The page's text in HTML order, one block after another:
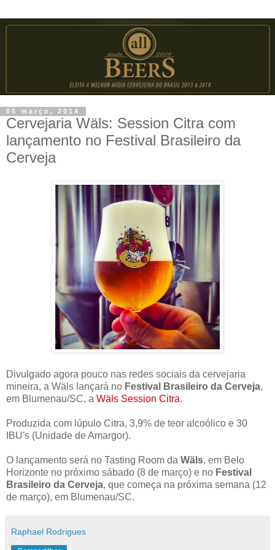
05 março, 2014
Cervejaria Wäls: Session Citra com
lançamento no Festival Brasileiro da
Cerveja
Divulgado agora pouco nas redes sociais da cervejaria
mineira, a Wäls lançará no Festival Brasileiro da Cerveja,
em Blumenau/SC, a Wäls Session Citra.
Produzida com lúpulo Citra, 3,9% de teor alcoólico e 30
IBU's (Unidade de Amargor).
O lançamento será no Tasting Room da Wäls, em Belo
Horizonte no próximo sábado (8 de março) e no Festival
Brasileiro da Cerveja, que começa na próxima semana (12
de março), em Blumenau/SC.
Raphael Rodrigues